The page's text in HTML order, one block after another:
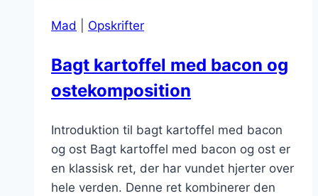
du
brug
for
Mad Opskrifter
Bagt kartoffel med bacon og
ostekomposition
Introduktion til bagt kartoffel med bacon
og ost Bagt kartoffel med bacon og ost er
en klassisk ret, der har vundet hjerter over
hele verden. Denne ret kombinerer den